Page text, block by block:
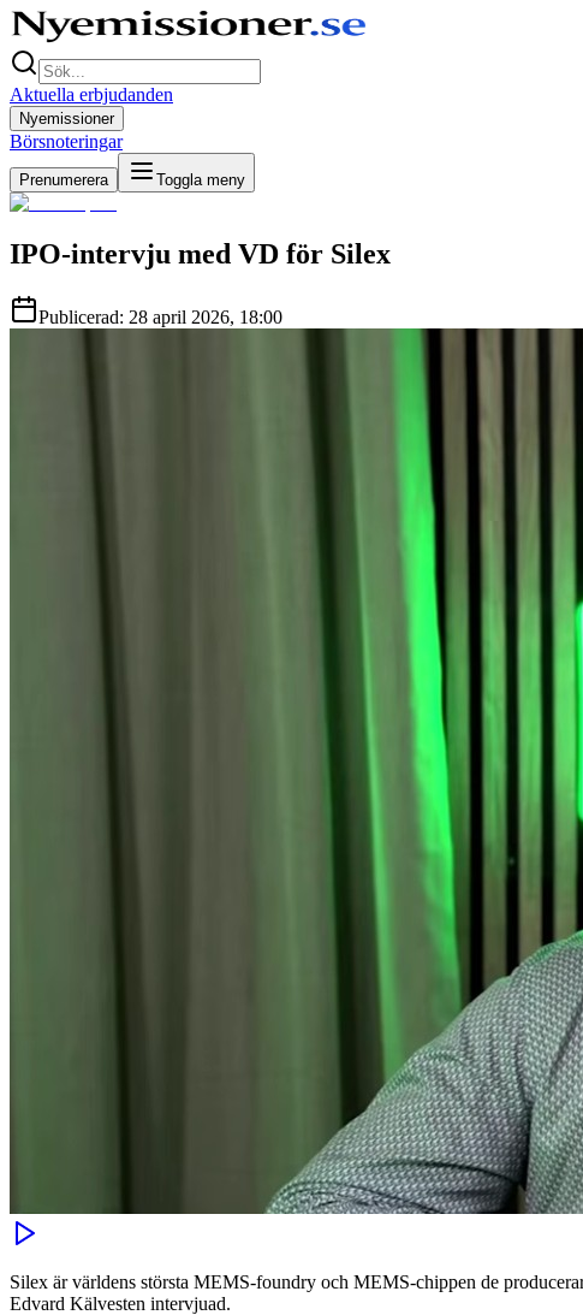
Aktuella erbjudanden
Nyemissioner
Börsnoteringar
Prenumerera Toggla meny
IPO-intervju med VD för Silex
Publicerad: 28 april 2026, 18:00
Silex är världens största MEMS-foundry och MEMS-chippen de
Edvard Kälvesten intervjuad.